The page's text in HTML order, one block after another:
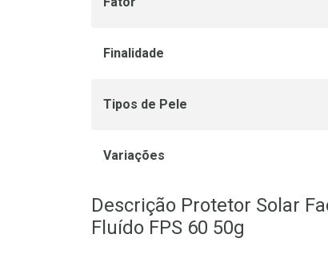
Finalidade
Tipos de Pele
Variações
Descrição Protetor Solar
Fluído FPS 60 50g